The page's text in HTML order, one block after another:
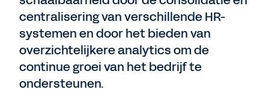
centralisering van verschillende HR-
systemen en door het bieden van
overzichtelijkere analytics om de
continue groei van het bedrijf te
ondersteunen.